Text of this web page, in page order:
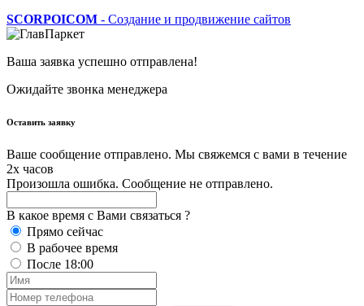
SCORPOICOM - Создание и продвижение сайтов
Ваша заявка успешно отправлена!
Ожидайте звонка менеджера
Оставить заявку
Ваше сообщение отправлено. Мы свяжемся с вами в течение
2х часов
Произошла ошибка. Сообщение не отправлено.
В какое время с Вами связаться ?
Прямо сейчас
В рабочее время
После 18:00